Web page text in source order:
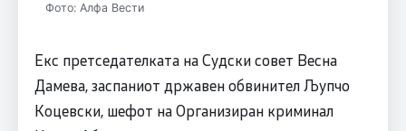
Фото: Алфа Вести
Екс претседателката на Судски совет Весна
Дамева, заспаниот државен обвинител Љупчо
Коцевски, шефот на Организиран криминал